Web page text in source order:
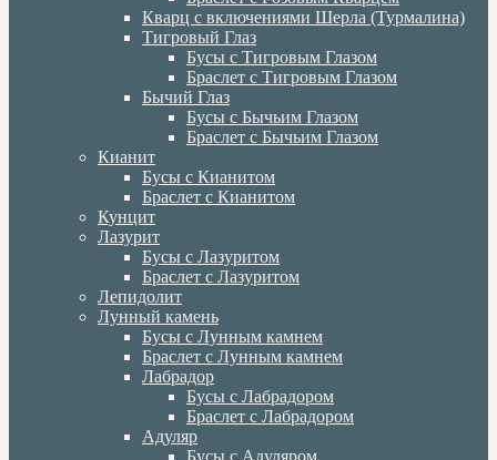
Кварц с включениями Шерла (Турмалина)
Тигровый Глаз
Бусы с Тигровым Глазом
Браслет с Тигровым Глазом
Бычий Глаз
Бусы с Бычьим Глазом
Браслет с Бычьим Глазом
Кианит
Бусы с Кианитом
Браслет с Кианитом
Кунцит
Лазурит
Бусы с Лазуритом
Браслет с Лазуритом
Лепидолит
Лунный камень
Бусы с Лунным камнем
Браслет с Лунным камнем
Лабрадор
Бусы с Лабрадором
Браслет с Лабрадором
Адуляр
Бусы с Адуляром